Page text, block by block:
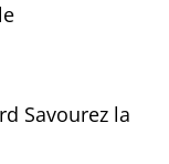
Savourez la